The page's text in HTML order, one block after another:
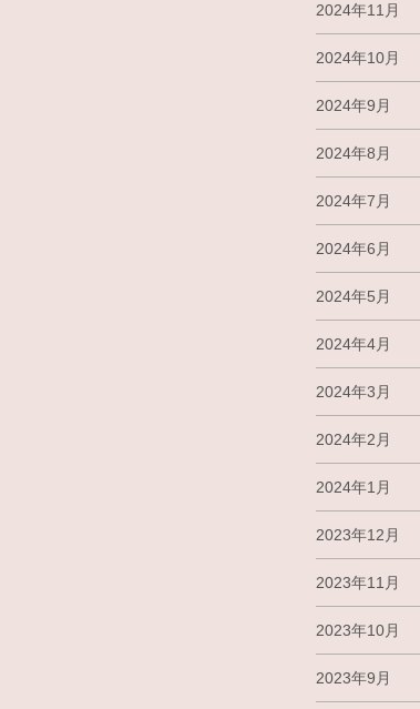
2024年11月
2024年10月
2024年9月
2024年8月
2024年7月
2024年6月
2024年5月
2024年4月
2024年3月
2024年2月
2024年1月
2023年12月
2023年11月
2023年10月
2023年9月